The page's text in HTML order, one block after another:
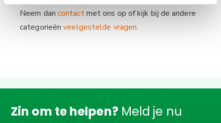
e
Neem dan contactmet ons op of kijk bij de andere
categorieënveelgestelde vragen.
Zin om te helpen?Meld je nu